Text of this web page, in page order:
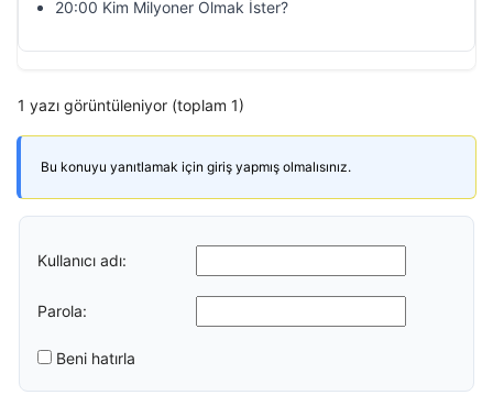
20:00 Kim Milyoner Olmak İster?
1 yazı görüntüleniyor (toplam 1)
Bu konuyu yanıtlamak için giriş yapmış olmalısınız.
Kullanıcı adı:
Parola:
Beni hatırla